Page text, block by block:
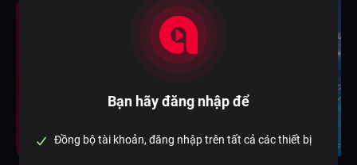
Bạn hãy đăng nhập để
Đồng bộ tài khoản, đăng nhập trên tất cả các thiết bị